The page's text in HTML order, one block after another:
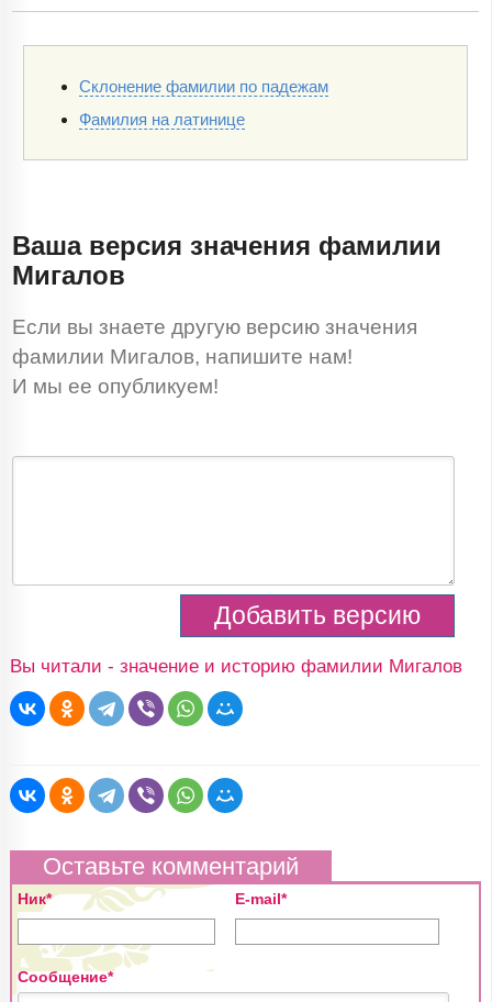
Склонение фамилии по падежам
Фамилия на латинице
Ваша версия значения фамилии
Мигалов
Если вы знаете другую версию значения
фамилии Мигалов, напишите нам!
И мы ее опубликуем!
Вы читали - значение и историю фамилии Мигалов
Оставьте комментарий
Ник* E-mail*
Сообщение*